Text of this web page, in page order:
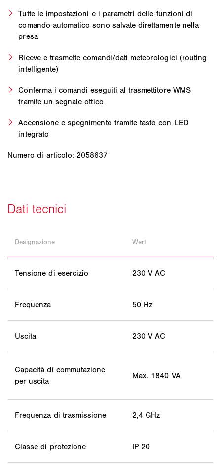
Tutte le impostazioni e i parametri delle funzioni di
comando automatico sono salvate direttamente nella
presa
Riceve e trasmette comandi/dati meteorologici (routing
intelligente)
Conferma i comandi eseguiti al trasmettitore WMS
tramite un segnale ottico
Accensione e spegnimento tramite tasto con LED
integrato
Numero di articolo: 2058637
Designazione Wert
Tensione di esercizio 230 V AC
Frequenza 50 Hz
Uscita 230 V AC
Capacità di commutazione
per uscita
Max. 1840 VA
Frequenza di trasmissione 2,4 GHz
Classe di protezione IP 20